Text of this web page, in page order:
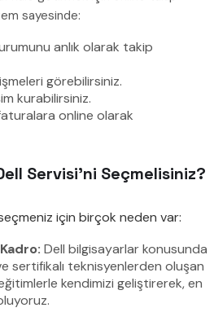
sayesinde:
anlık olarak takip
görebilirsiniz.
kurabilirsiniz.
online olarak
Servisi’ni Seçmelisiniz?
seçmeniz için birçok neden var:
Dell bilgisayarlar konusunda
sertifikalı teknisyenlerden oluşan
kendimizi geliştirerek, en